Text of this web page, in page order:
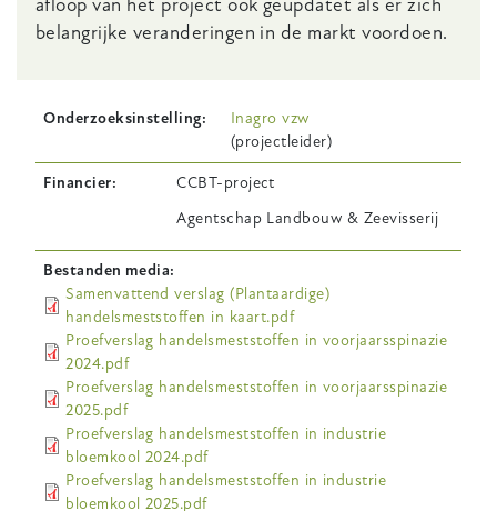
afloop van het project ook geüpdatet als er zich
belangrijke veranderingen in de markt voordoen.
Onderzoeksinstelling
Inagro vzw
(projectleider)
Financier
CCBT-project
Agentschap Landbouw & Zeevisserij
Bestanden media
Samenvattend verslag (Plantaardige)
handelsmeststoffen in kaart.pdf
Proefverslag handelsmeststoffen in voorjaarsspinazie
2024.pdf
Proefverslag handelsmeststoffen in voorjaarsspinazie
2025.pdf
Proefverslag handelsmeststoffen in industrie
bloemkool 2024.pdf
Proefverslag handelsmeststoffen in industrie
bloemkool 2025.pdf